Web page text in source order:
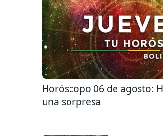
Horóscopo 06 de agosto:
una sorpresa